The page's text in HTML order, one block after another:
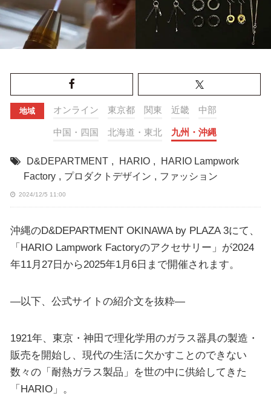
地域 オンライン 東京都 関東 近畿 中部
中国・四国 北海道・東北 九州・沖縄
D&DEPARTMENT , HARIO ,
HARIO Lampwork
Factory , プロダクトデザイン , ファッション
2024/12/5 11:00
沖縄のD&DEPARTMENT OKINAWA by PLAZA 3にて、
「HARIO Lampwork Factoryのアクセサリー」が2024
年11月27日から2025年1月6日まで開催されます。
—以下、公式サイトの紹介文を抜粋—
1921年、東京・神田で理化学用のガラス器具の製造・
販売を開始し、現代の生活に欠かすことのできない
数々の「耐熱ガラス製品」を世の中に供給してきた
「HARIO」。